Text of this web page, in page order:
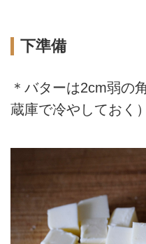
下準備
＊バターは2cm弱の
蔵庫で冷やしておく）